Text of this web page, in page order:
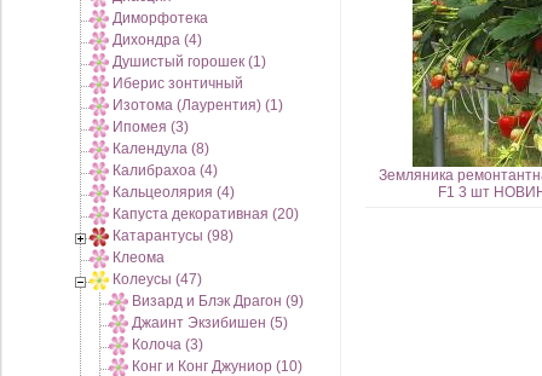
Диморфотека
Дихондра (4)
Душистый горошек (1)
Иберис зонтичный
Изотома (Лаурентия) (1)
Ипомея (3)
Календула (8)
Калибрахоа (4)
Кальцеолярия (4)
Капуста декоративная (20)
Катарантусы (98)
Клеома
Колеусы (47)
Визард и Блэк Драгон (9)
Джаинт Экзибишен (5)
Колоча (3)
Конг и Конг Джуниор (10)
Земляника
F1 3 шт